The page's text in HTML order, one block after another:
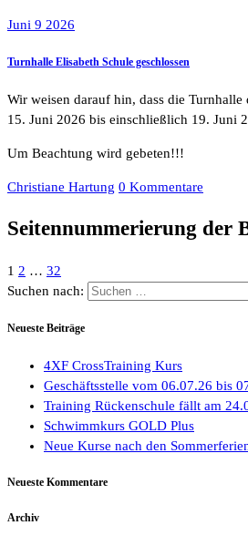
Juni 9 2026
Turnhalle Elisabeth Schule geschlossen
Wir weisen darauf hin, dass die Turnhalle
15. Juni 2026 bis einschließlich 19. Juni
Um Beachtung wird gebeten!!!
Christiane Hartung 0 Kommentare
Seitennummerierung der
1 2 … 32
Suchen nach:
Neueste Beiträge
4XF CrossTraining Kurs
Geschäftsstelle vom 06.07.26 bis
Training Rückenschule fällt am
Schwimmkurs GOLD Plus
Neue Kurse nach den
Neueste Kommentare
Archiv